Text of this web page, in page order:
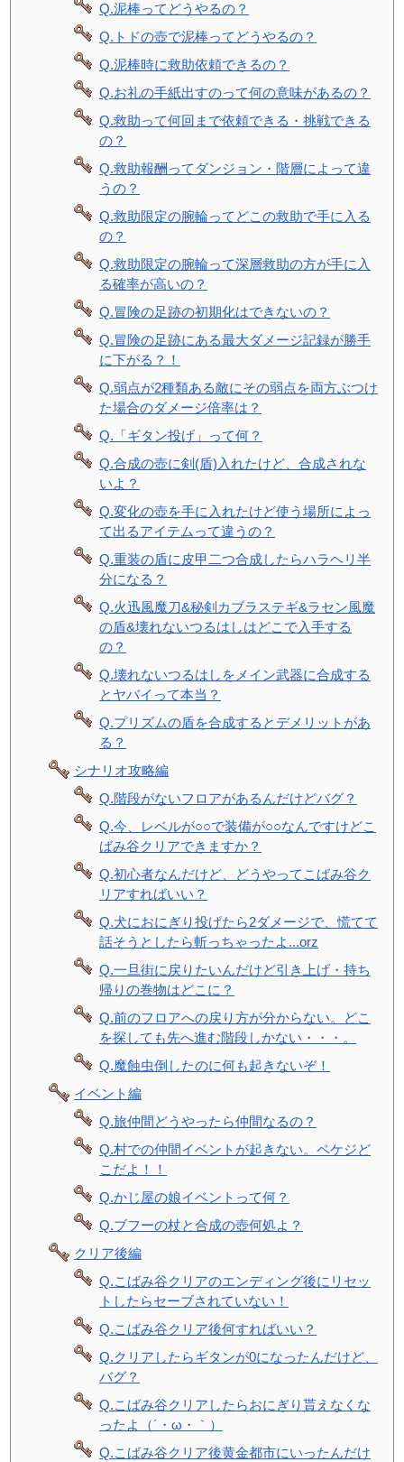
Q.泥棒ってどうやるの？
Q.トドの壺で泥棒ってどうやるの？
Q.泥棒時に救助依頼できるの？
Q.お礼の手紙出すのって何の意味があるの？
Q.救助って何回まで依頼できる・挑戦できる
の？
Q.救助報酬ってダンジョン・階層によって違
うの？
Q.救助限定の腕輪ってどこの救助で手に入る
の？
Q.救助限定の腕輪って深層救助の方が手に入
る確率が高いの？
Q.冒険の足跡の初期化はできないの？
Q.冒険の足跡にある最大ダメージ記録が勝手
に下がる？！
Q.弱点が2種類ある敵にその弱点を両方ぶつけ
た場合のダメージ倍率は？
Q.「ギタン投げ」って何？
Q.合成の壺に剣(盾)入れたけど、合成されな
いよ？
Q.変化の壺を手に入れたけど使う場所によっ
て出るアイテムって違うの？
Q.重装の盾に皮甲二つ合成したらハラヘリ半
分になる？
Q.火迅風魔刀&秘剣カブラステギ&ラセン風魔
の盾&壊れないつるはしはどこで入手する
の？
Q.壊れないつるはしをメイン武器に合成する
とヤバイって本当？
Q.プリズムの盾を合成するとデメリットがあ
る？
シナリオ攻略編
Q.階段がないフロアがあるんだけどバグ？
Q.今、レベルが○○で装備が○○なんですけどこ
ばみ谷クリアできますか？
Q.初心者なんだけど、どうやってこばみ谷ク
リアすればいい？
Q.犬におにぎり投げたら2ダメージで、慌てて
話そうとしたら斬っちゃったよ...orz
Q.一旦街に戻りたいんだけど引き上げ・持ち
帰りの巻物はどこに？
Q.前のフロアへの戻り方が分からない。どこ
を探しても先へ進む階段しかない・・・。
Q.魔蝕虫倒したのに何も起きないぞ！
イベント編
Q.旅仲間どうやったら仲間なるの？
Q.村での仲間イベントが起きない。ペケジど
こだよ！！
Q.かじ屋の娘イベントって何？
Q.ブフーの杖と合成の壺何処よ？
クリア後編
Q.こばみ谷クリアのエンディング後にリセッ
トしたらセーブされていない！
Q.こばみ谷クリア後何すればいい？
Q.クリアしたらギタンが0になったんだけど、
バグ？
Q.こばみ谷クリアしたらおにぎり貰えなくな
ったよ（´・ω・｀）
Q.こばみ谷クリア後黄金都市にいったんだけ